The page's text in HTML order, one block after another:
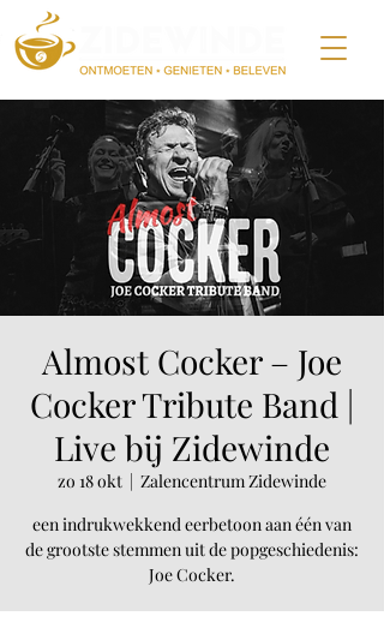
Almost Cocker – Joe
Cocker Tribute Band |
Live bij Zidewinde
zo 18 okt
  |
Zalencentrum Zidewinde
een indrukwekkend eerbetoon aan één van
de grootste stemmen uit de popgeschiedenis:
Joe Cocker.